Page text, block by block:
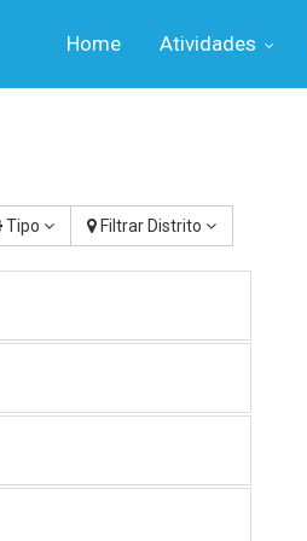
Home Atividades
Tipo Filtrar Distrito